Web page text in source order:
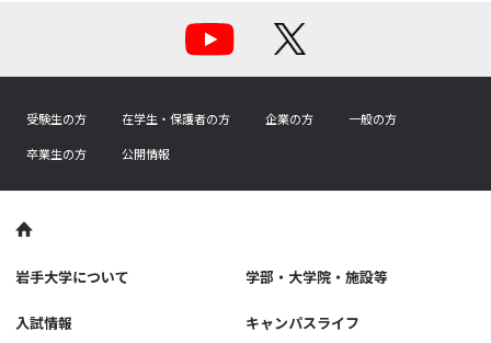
受験生の方 在学生・保護者の方 企業の方
一般の方
卒業生の方
公開情報
岩手大学について 学部・大学院・施設等
入試情報 キャンパスライフ